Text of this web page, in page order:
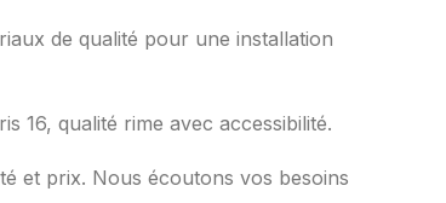
de qualité pour une installation
16, qualité rime avec accessibilité.
et prix. Nous écoutons vos besoins